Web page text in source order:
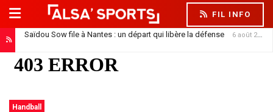
FIL INFO
Saïdou Sow file à Nantes : un départ qui libère la défense
6 août 2026
Karim Sow, le géant suisse qui a tapé dans l’œil du Racing
Handball